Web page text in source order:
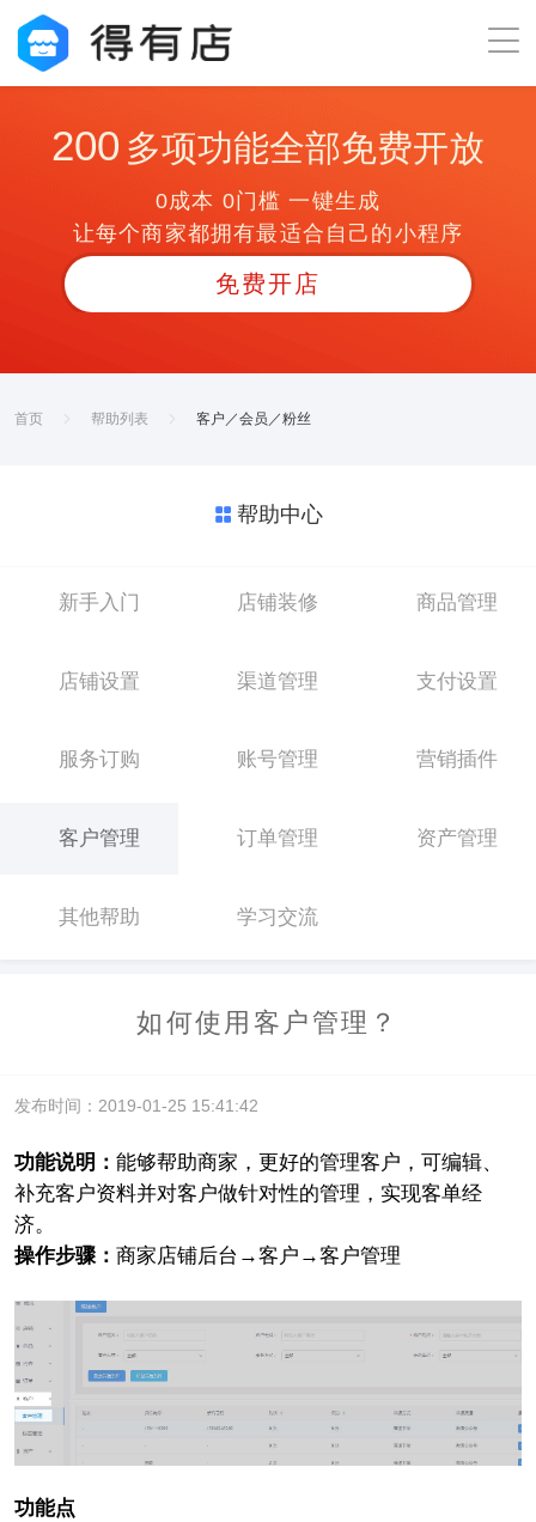
200 多项功能全部免费开放
0成本 0门槛 一键生成
让每个商家都拥有最适合自己的小程序
免费开店
首页 帮助列表 客户／会员／粉丝
帮助中心
新手入门 店铺装修 商品管理
店铺设置 渠道管理 支付设置
服务订购 账号管理 营销插件
客户管理 订单管理 资产管理
其他帮助 学习交流
如何使用客户管理？
发布时间：2019-01-25 15:41:42
功能说明： 能够帮助商家，更好的管理客户，可编辑、
补充客户资料并对客户做针对性的管理，实现客单经
济。
操作步骤： 商家店铺后台→客户→客户管理
功能点